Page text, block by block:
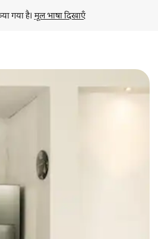
गया है। मूल भाषा दिखाएँ